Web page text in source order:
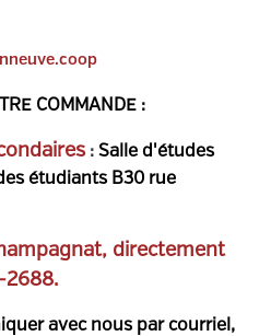
COMMANDE :
: Salle d'études
étudiants B30 rue
directement
2688.
avec nous par courriel,